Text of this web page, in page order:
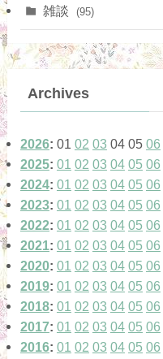
(13)
(17)
(7)
(6)
(6)
(1)
(12)
(1)
(43)
(3)
(4)
雑談 (95)
Archives
2026: 01 02 03 04 05 06
2025: 01 02 03 04 05 06
2024: 01 02 03 04 05 06
2023: 01 02 03 04 05 06
2022: 01 02 03 04 05 06
2021: 01 02 03 04 05 06
2020: 01 02 03 04 05 06
2019: 01 02 03 04 05 06
2018: 01 02 03 04 05 06
2017: 01 02 03 04 05 06
2016: 01 02 03 04 05 06